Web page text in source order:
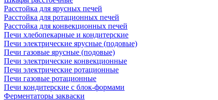
Расстойка для ярусных печей
Расстойка для ротационных печей
Расстойка для конвекционных печей
Печи хлебопекарные и кондитерские
Печи электрические ярусные (подовые)
Печи газовые ярусные (подовые)
Печи электрические конвекционные
Печи электрические ротационные
Печи газовые ротационные
Печи кондитерские с блок-формами
Ферментаторы закваски